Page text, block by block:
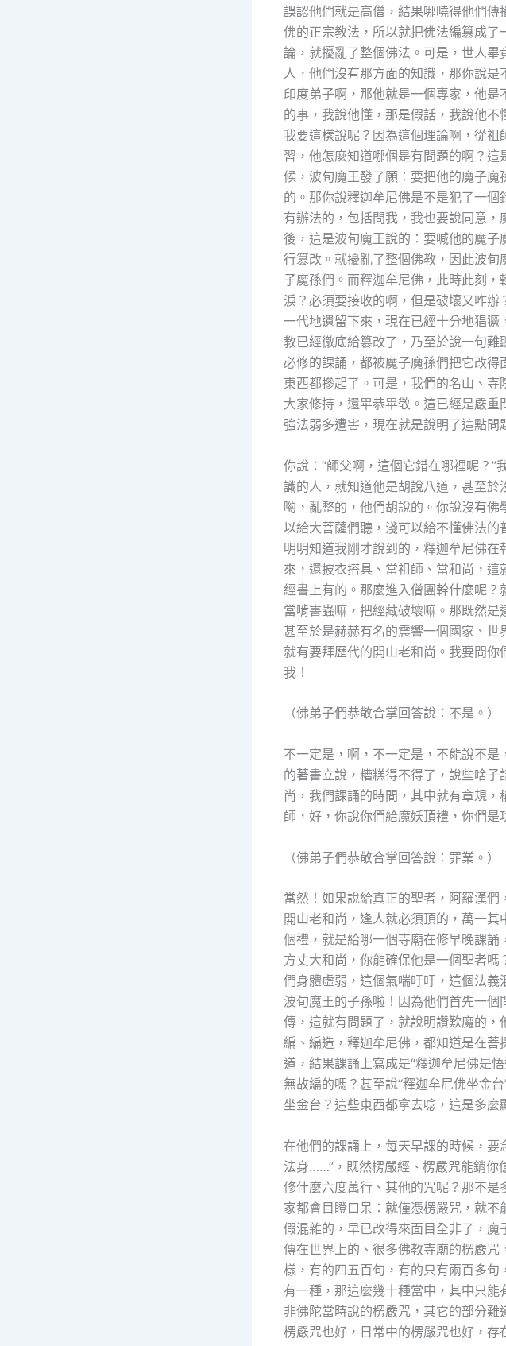
誤認他們就是高僧，結果哪曉得他們
佛的正宗教法，所以就把佛法編篡成
論，就擾亂了整個佛法。可是，世人
人，他們沒有那方面的知識，那你說
印度弟子啊，那他就是一個專家，他
的事，我說他懂，那是假話，我說他
我要這樣說呢？因為這個理論啊，從
習，他怎麼知道哪個是有問題的啊？
候，波旬魔王發了願：要把他的魔子
的。那你說釋迦牟尼佛是不是犯了一
有辦法的，包括問我，我也要說同意
後，這是波旬魔王說的：要喊他的魔
行篡改。就擾亂了整個佛教，因此波
子魔孫們。而釋迦牟尼佛，此時此刻
淚？必須要接收的啊，但是破壞又咋
一代地遺留下來，現在已經十分地猖
教已經徹底給篡改了，乃至於說一句
必修的課誦，都被魔子魔孫們把它改
東西都摻起了。可是，我們的名山、
大家修持，還畢恭畢敬。這已經是嚴
強法弱多遭害，現在就是說明了這點問
你說：“師父啊，這個它錯在哪裡呢？
識的人，就知道他是胡說八道，甚至
喲，亂整的，他們胡說的。你說沒有
以給大菩薩們聽，淺可以給不懂佛法的
明明知道我剛才說到的，釋迦牟尼佛
來，還披衣搭具、當祖師、當和尚，這
經書上有的。那麼進入僧團幹什麼呢？
當啃書蟲嘛，把經藏破壞嘛。那既然是
甚至於是赫赫有名的震響一個國家、世
就有要拜歷代的開山老和尚。我要問
我！
（佛弟子們恭敬合掌回答說：不是。）
不一定是，啊，不一定是，不能說不
的著書立說，糟糕得不得了，說些啥
尚，我們課誦的時間，其中就有章規
師，好，你說你們給魔妖頂禮，你們是
（佛弟子們恭敬合掌回答說：罪業。）
當然！如果說給真正的聖者，阿羅漢
開山老和尚，逢人就必須頂的，萬一
個禮，就是給哪一個寺廟在修早晚課
方丈大和尚，你能確保他是一個聖者
們身體虛弱，這個氣喘吁吁，這個法
波旬魔王的子孫啦！因為他們首先一
傳，這就有問題了，就說明讚歎魔的
編、編造，釋迦牟尼佛，都知道是在
道，結果課誦上寫成是“釋迦牟尼佛是
無故編的嗎？甚至說“釋迦牟尼佛坐金
坐金台？這些東西都拿去唸，這是多麼
在他們的課誦上，每天早課的時候，
法身……”，既然楞嚴經、楞嚴咒能銷你
修什麼六度萬行、其他的咒呢？那不
家都會目瞪口呆：就僅憑楞嚴咒，就
假混雜的，早已改得來面目全非了，魔
傳在世界上的、很多佛教寺廟的楞嚴
樣，有的四五百句，有的只有兩百多
有一種，那這麼幾十種當中，其中只
非佛陀當時說的楞嚴咒，其它的部分
楞嚴咒也好，日常中的楞嚴咒也好，